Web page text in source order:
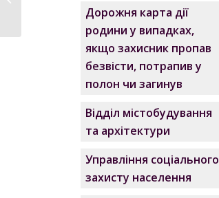
Дорожня карта дії
родини у випадках,
якщо захисник пропав
безвісти, потрапив у
полон чи загинув
Відділ містобудування
та архітектури
Управління соціального
захисту населення
засідання XXXIX сесії
Саф’янівської...